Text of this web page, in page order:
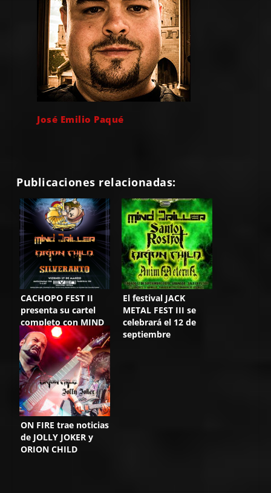
José Emilio Paqué
Publicaciones relacionadas:
CACHOPO FEST II
presenta su cartel
completo con MIND
DRILLER a la cabeza
El festival JACK
METAL FEST III se
celebrará el 12 de
septiembre
ON FIRE trae noticias
de JOLLY JOKER y
ORION CHILD